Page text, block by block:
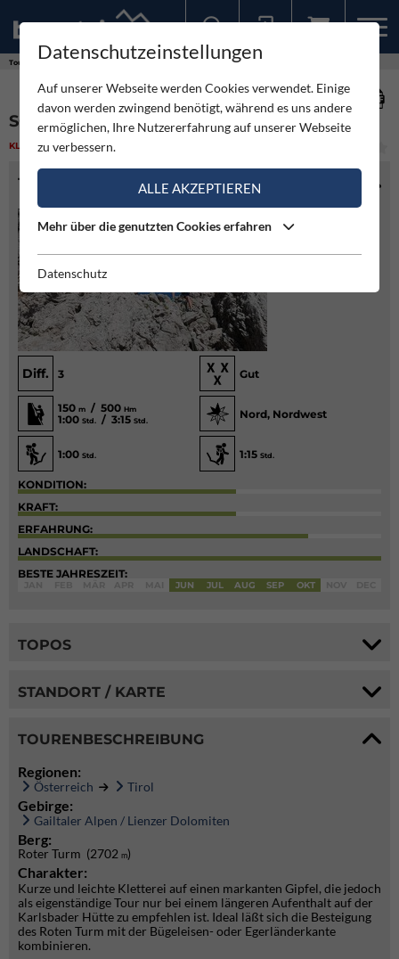
Touren
SCHMITTKAMIN - ROTER TURM
KLETTERN LEICHT
TOURENINFO
Diff. 3 Gut
150 m / 500 Hm
1:00 Std. / 3:15 Std.
Nord, Nordwest
1:00 Std. 1:15 Std.
KONDITION:
KRAFT:
ERFAHRUNG:
LANDSCHAFT:
BESTE JAHRESZEIT:
JUN JUL AUG SEP OKT
TOPOS
STANDORT / KARTE
TOURENBESCHREIBUNG
Regionen:
Österreich Tirol
Gebirge:
Gailtaler Alpen / Lienzer Dolomiten
Berg:
Roter Turm (2702 m)
Charakter:
Kurze und leichte Kletterei auf einen markanten Gipfel, die jedoch
als eigenständige Tour nur bei einem längeren Aufenthalt auf der
Karlsbader Hütte zu empfehlen ist. Ideal läßt sich die Besteigung
des Roten Turm mit der Bügeleisen- oder Egerländerkante
kombinieren.
Datenschutzeinstellungen
Auf unserer Webseite werden Cookies verwendet. Einige
davon werden zwingend benötigt, während es uns andere
ermöglichen, Ihre Nutzererfahrung auf unserer Webseite
zu verbessern.
ALLE AKZEPTIEREN
Mehr über die genutzten Cookies erfahren
Datenschutz